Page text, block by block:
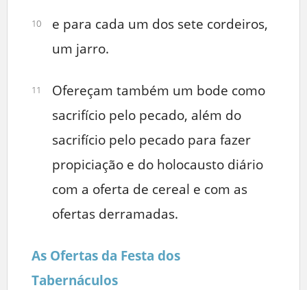
10
e para cada um dos sete cordeiros,
um jarro.
11
Ofereçam também um bode como
sacrifício pelo pecado, além do
sacrifício pelo pecado para fazer
propiciação e do holocausto diário
com a oferta de cereal e com as
ofertas derramadas.
As Ofertas da Festa dos
Tabernáculos